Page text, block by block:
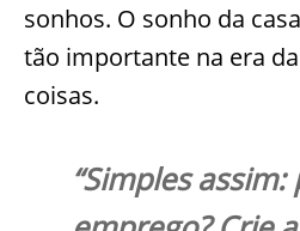
sonhos. O sonho da
tão importante na era da
coisas.
“Simples